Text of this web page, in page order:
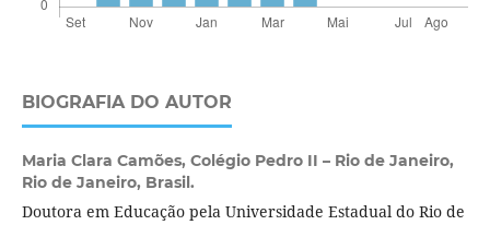
BIOGRAFIA DO AUTOR
Maria Clara Camões, Colégio Pedro II – Rio de Janeiro,
Rio de Janeiro, Brasil.
Doutora em Educação pela Universidade Estadual do Rio de